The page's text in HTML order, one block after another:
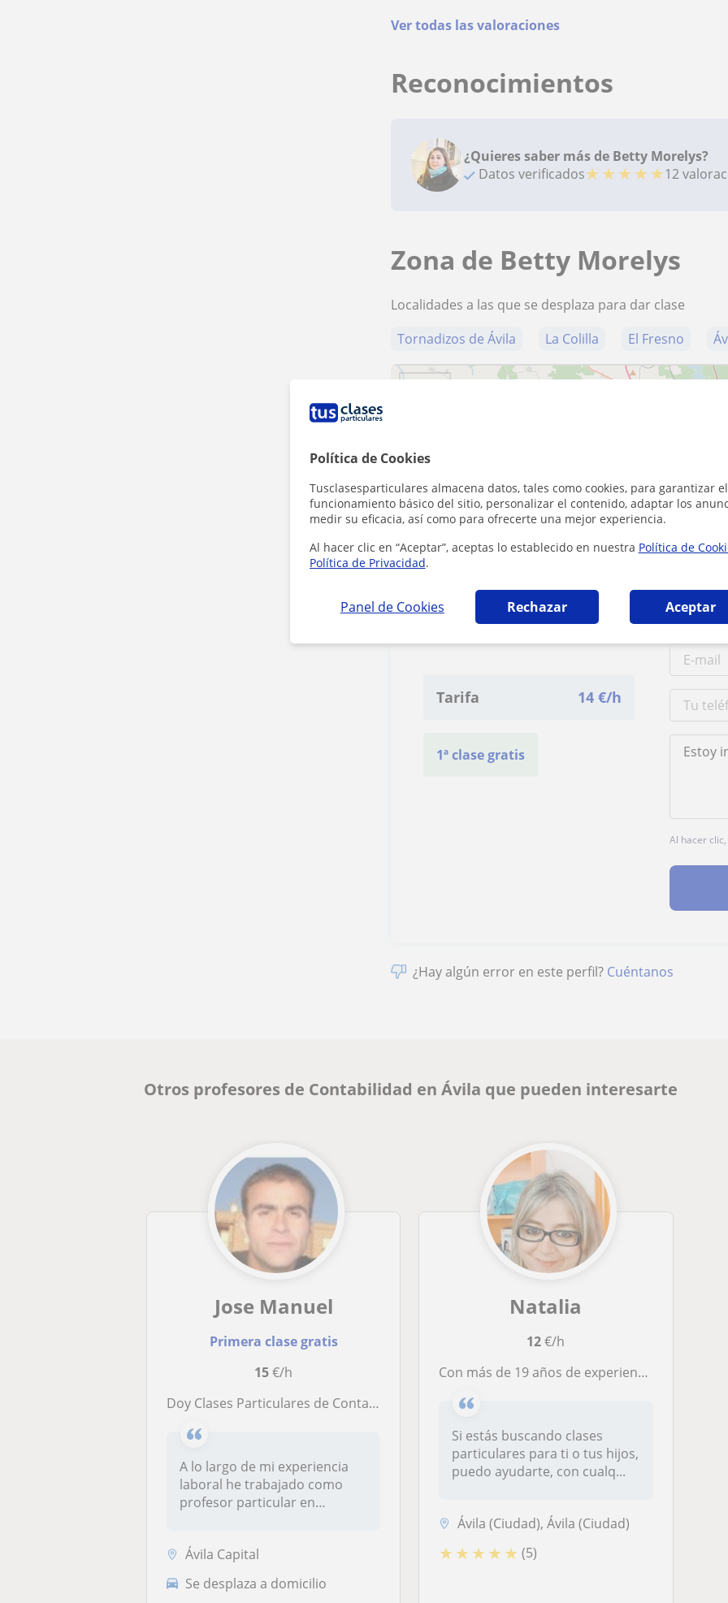
Política de Cookies
Tusclasesparticulares almacena datos, tales como cookies, para garantizar el
funcionamiento básico del sitio, personalizar el contenido, adaptar los
medir su eficacia, así como para ofrecerte una mejor experiencia.
Al hacer clic en “Aceptar”, aceptas lo establecido en nuestra Política de
Política de Privacidad.
Panel de Cookies Rechazar Aceptar
Ver todas las valoraciones
Reconocimientos
¿Quieres saber más de Betty Morelys?
Datos verificados★ ★ ★ ★ ★12
Zona de Betty Morelys
Localidades a las que se desplaza para dar clase
Tornadizos de Ávila
La Colilla El Fresno
+ −
5 km
3 mi
Contacta con Betty
Morelys
Tarifa 14 €/h
1ª clase gratis
Al hacer
¿Hay algún error en este perfil? Cuéntanos
Otros profesores de Contabilidad en Ávila que pueden interesarte
Jose Manuel
Primera clase gratis
15€/h
Doy Clases Particulares de Contabilidad
A lo largo de mi experiencia
laboral he trabajado como
profesor particular en
Ávila Capital
Se desplaza a domicilio
Natalia
12€/h
Con más de 19 años de experiencia como contable y más de seis impartiendo clases particulares de diferentes materias: primaria (inglés, matemáticas, lengua....), ayuda mediante técnicas de estudio y contabilidad, fiscalidad....
Si estás buscando clases
particulares para ti o tus hijos,
puedo ayudarte, con cualq...
Ávila (Ciudad), Ávila (Ciudad)
★ ★ ★ ★ ★ (5)